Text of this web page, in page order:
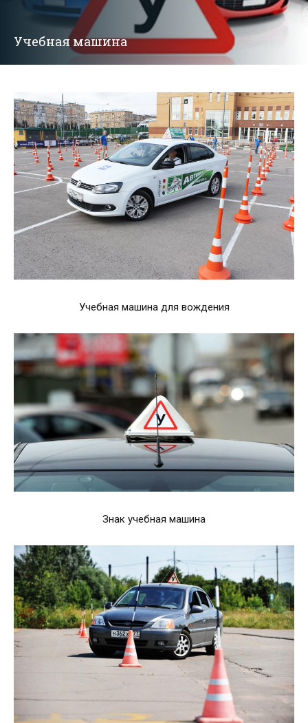
Учебная машина
Учебная машина для вождения
Знак учебная машина